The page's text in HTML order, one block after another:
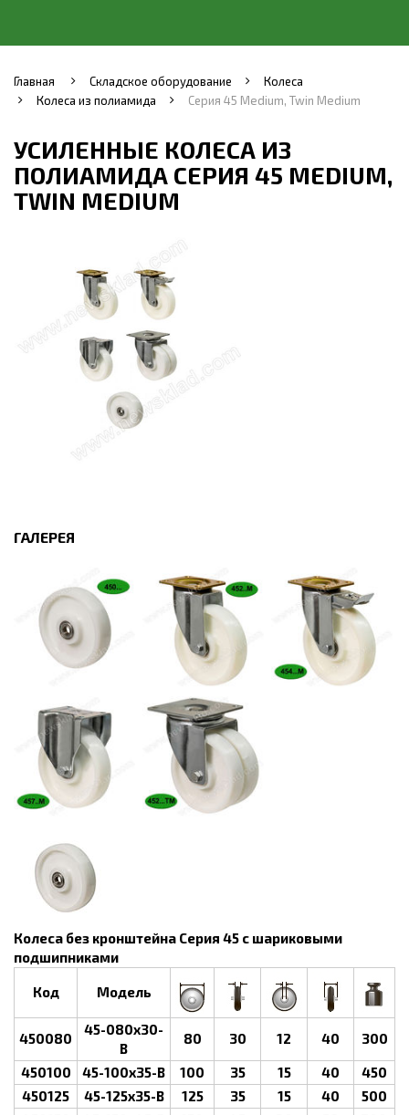
Главная Складское оборудование
Колеса
Колеса из полиамида
Серия 45 Medium, Twin Medium
УСИЛЕННЫЕ КОЛЕСА ИЗ
ПОЛИАМИДА СЕРИЯ 45 MEDIUM,
TWIN MEDIUM
ГАЛЕРЕЯ
Колеса без кронштейна Серия 45 с шариковыми
подшипниками
Код Модель
450080
45-080х30-
В
80 30 12 40 300
450100 45-100х35-B 100 35 15 40
450
450125
45-125х35-B 125 35 15 40
500